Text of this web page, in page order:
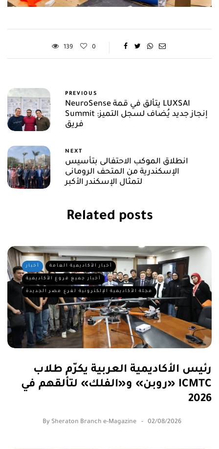
139 0
PREVIOUS
NeuroSense يتألق في قمة LUXSAI
Summit إنجاز جديد يُضاف لسجل التميز:
فريق
NEXT
انطلاق الموكب الاحتفالى بتأسيس
الإسكندرية من المتحف الرومانى
لتمثال الإسكندر الأكبر
Related posts
أخبار أخبار الأكاديمية العامة
أخبار جميع فروع الأكاديمية
مجلة الأكاديمية الإلكترونية لفرع مصر الجديدة
رئيس الأكاديمية العربية يكرّم طلاب
«روبن» و«الفلك» لتألقهم في ICMTC
2026
By Sheraton Branch e-Magazine 02/08/2026